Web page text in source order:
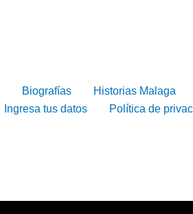
Biografías Historias Malaga
Ingresa tus datos Política de